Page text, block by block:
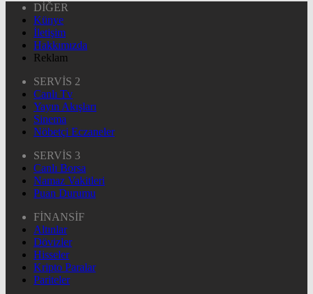
DİĞER
Künye
İletişim
Hakkımızda
Reklam
SERVİS 2
Canlı Tv
Yayın Akışları
Sinema
Nöbetçi Eczaneler
SERVİS 3
Canlı Borsa
Namaz Vakitleri
Puan Durumu
FİNANSİF
Altınlar
Dövizler
Hisseler
Kripto Paralar
Pariteler